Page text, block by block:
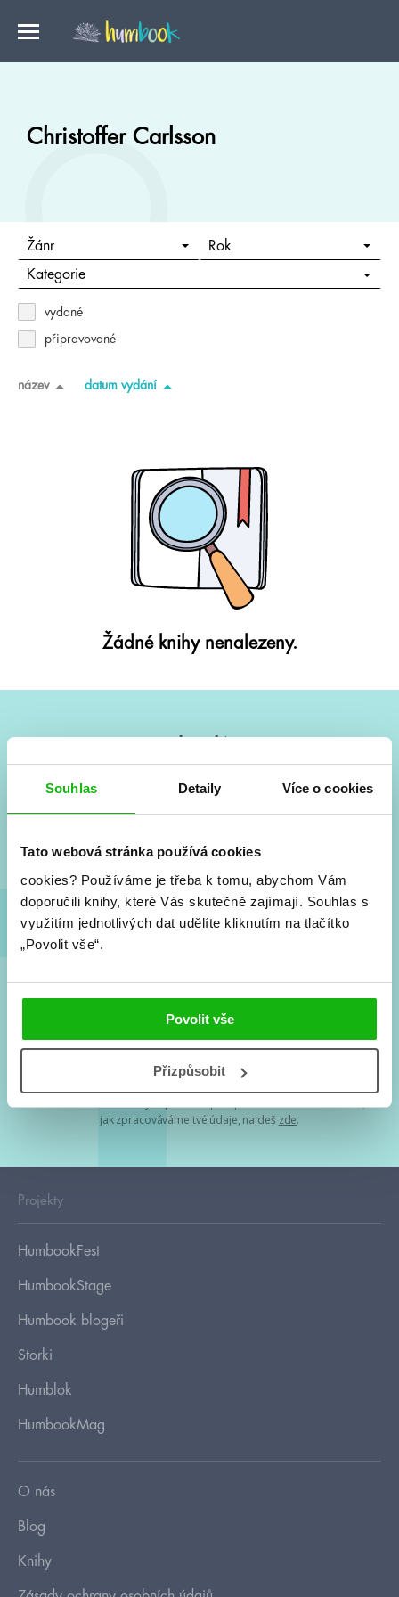
Souhlas Detaily Více o cookies
Tato webová stránka používá cookies
cookies? Používáme je třeba k tomu, abychom Vám
doporučili knihy, které Vás skutečně zajímají. Souhlas s
využitím jednotlivých dat udělíte kliknutím na tlačítko
„Povolit vše“.
Povolit vše
Přizpůsobit
Christoffer Carlsson
Žánr Rok
Kategorie
vydané
připravované
název datum vydání
Žádné knihy nenalezeny.
Vše kolem #youngadult každý měsíc rovnou do mailu!
a seriálové adaptace a další.
Souhlasím spodmínkami zpracování osobních údajů
Tvá e-mailová adresa je u nás v bezpečí. Přečti si
jak zpracováváme tvé údaje, najdeš zde.
Projekty
HumbookFest
HumbookStage
Humbook blogeři
Storki
Humblok
HumbookMag
O nás
Blog
Knihy